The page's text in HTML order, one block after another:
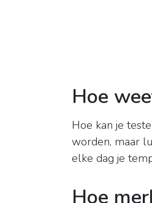
Hoe
Hoe kan je
worden, maar
elke dag je
Hoe